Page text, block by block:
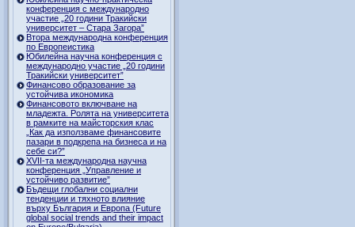
конференция с международно
участие „20 години Тракийски
университет – Стара Загора”
Втора международна конференция
по Европеистика
Юбилейна научна конференция с
международно участие „20 години
Тракийски университет”
Финансово образование за
устойчива икономика
Финансовото включване на
младежта. Ролята на университета
в рамките на майсторския клас
„Как да използваме финансовите
пазари в подкрепа на бизнеса и на
себе си?”
XVII-та международна научна
конференция „Управление и
устойчиво развитие”
Бъдещи глобални социални
тенденции и тяхното влияние
върху България и Европа (Future
global social trends and their impact